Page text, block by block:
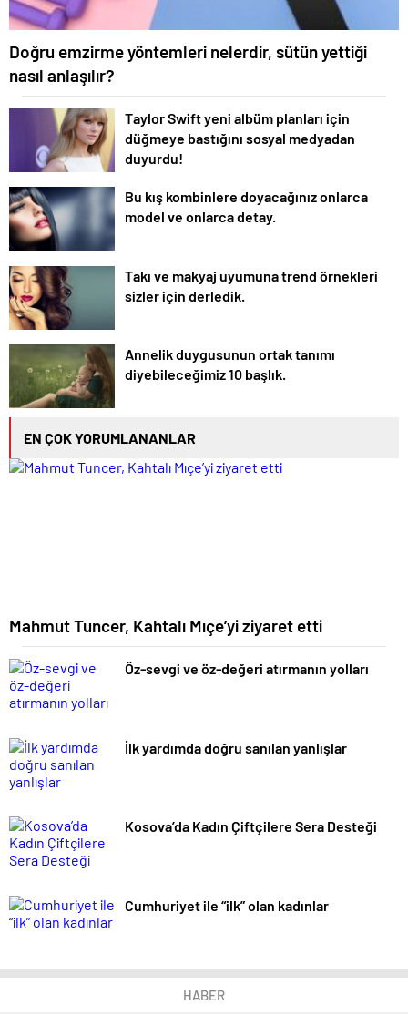
Doğru emzirme yöntemleri nelerdir, sütün yettiği
nasıl anlaşılır?
Taylor Swift yeni albüm planları için
düğmeye bastığını sosyal medyadan
duyurdu!
Bu kış kombinlere doyacağınız onlarca
model ve onlarca detay.
Takı ve makyaj uyumuna trend örnekleri
sizler için derledik.
Annelik duygusunun ortak tanımı
diyebileceğimiz 10 başlık.
EN ÇOK YORUMLANANLAR
Mahmut Tuncer, Kahtalı Mıçe’yi ziyaret etti
Öz-sevgi ve öz-değeri atırmanın yolları
İlk yardımda doğru sanılan yanlışlar
Kosova’da Kadın Çiftçilere Sera Desteği
Cumhuriyet ile “ilk” olan kadınlar
HABER